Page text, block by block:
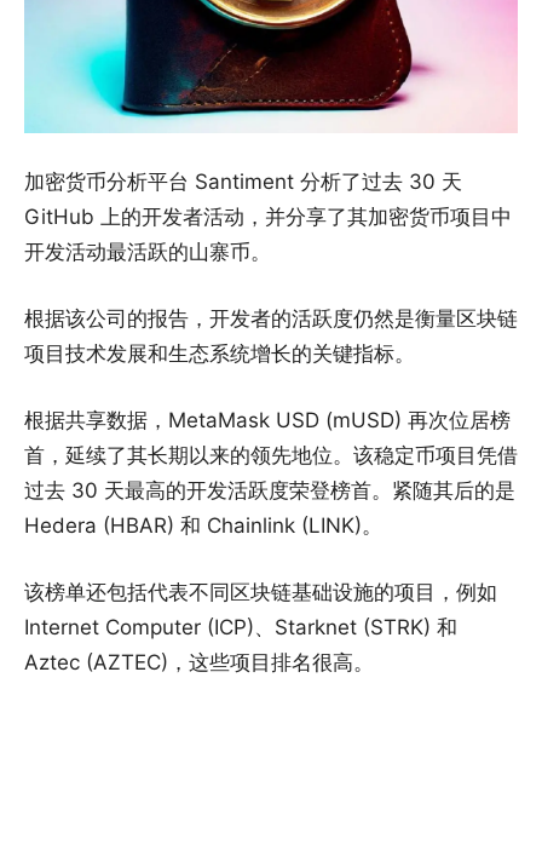
加密货币分析平台 Santiment 分析了过去 30 天
GitHub 上的开发者活动，并分享了其加密货币项目中
开发活动最活跃的山寨币。
根据该公司的报告，开发者的活跃度仍然是衡量区块链
项目技术发展和生态系统增长的关键指标。
根据共享数据，MetaMask USD (mUSD) 再次位居榜
首，延续了其长期以来的领先地位。该稳定币项目凭借
过去 30 天最高的开发活跃度荣登榜首。紧随其后的是
Hedera (HBAR) 和 Chainlink (LINK)。
该榜单还包括代表不同区块链基础设施的项目，例如
Internet Computer (ICP)、Starknet (STRK) 和
Aztec (AZTEC)，这些项目排名很高。